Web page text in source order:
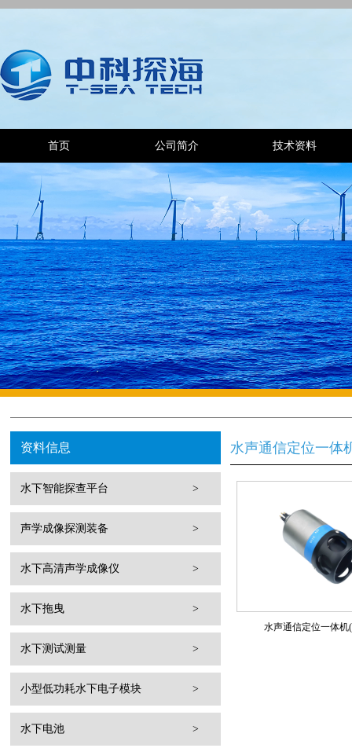
首页 公司简介 技术资料
资料信息
水下智能探查平台 >
声学成像探测装备 >
水下高清声学成像仪 >
水下拖曳 >
水下测试测量 >
小型低功耗水下电子模块 >
水下电池 >
水声通信定位一体
水声通信定位一体机